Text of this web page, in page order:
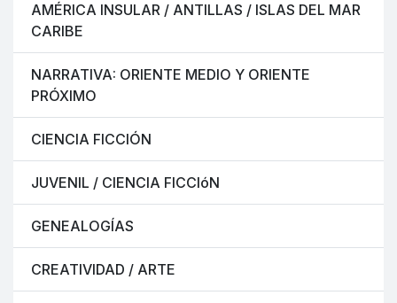
AMÉRICA INSULAR / ANTILLAS / ISLAS DEL MAR
CARIBE
NARRATIVA: ORIENTE MEDIO Y ORIENTE
PRÓXIMO
CIENCIA FICCIÓN
JUVENIL / CIENCIA FICCIóN
GENEALOGÍAS
CREATIVIDAD / ARTE